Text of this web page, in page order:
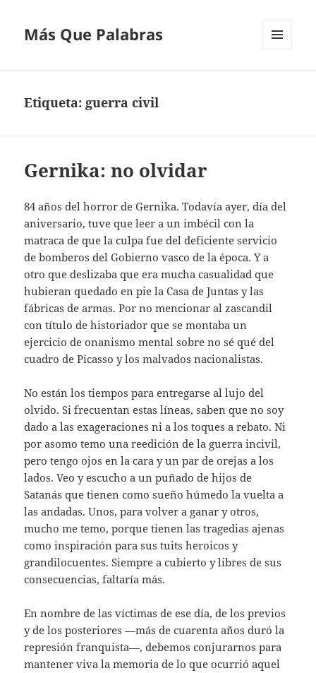
Más Que Palabras
Etiqueta: guerra civil
Gernika: no olvidar
84 años del horror de Gernika. Todavía ayer, día del
aniversario, tuve que leer a un imbécil con la
matraca de que la culpa fue del deficiente servicio
de bomberos del Gobierno vasco de la época. Y a
otro que deslizaba que era mucha casualidad que
hubieran quedado en pie la Casa de Juntas y las
fábricas de armas. Por no mencionar al zascandil
con título de historiador que se montaba un
ejercicio de onanismo mental sobre no sé qué del
cuadro de Picasso y los malvados nacionalistas.
No están los tiempos para entregarse al lujo del
olvido. Si frecuentan estas líneas, saben que no soy
dado a las exageraciones ni a los toques a rebato. Ni
por asomo temo una reedición de la guerra incivil,
pero tengo ojos en la cara y un par de orejas a los
lados. Veo y escucho a un puñado de hijos de
Satanás que tienen como sueño húmedo la vuelta a
las andadas. Unos, para volver a ganar y otros,
mucho me temo, porque tienen las tragedias ajenas
como inspiración para sus tuits heroicos y
grandilocuentes. Siempre a cubierto y libres de sus
consecuencias, faltaría más.
En nombre de las víctimas de ese día, de los previos
y de los posteriores —más de cuarenta años duró la
represión franquista—, debemos conjurarnos para
mantener viva la memoria de lo que ocurrió aquel